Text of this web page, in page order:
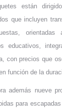
están
que incluyen
orientadas
educativos,
con precios que
función de la
además nueve
para